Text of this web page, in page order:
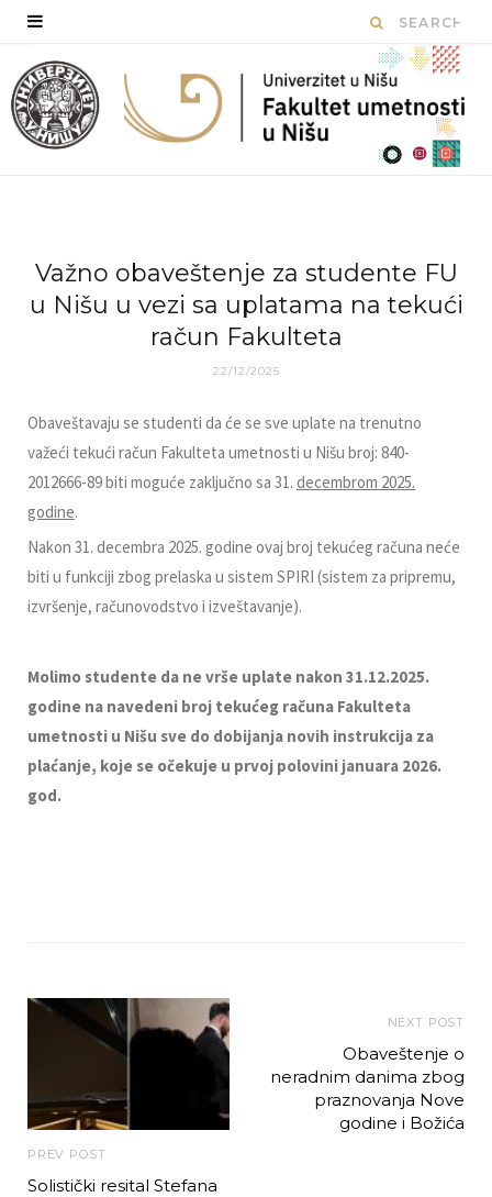
Važno obaveštenje za studente FU
u Nišu u vezi sa uplatama na tekući
račun Fakulteta
22/12/2025
Obaveštavaju se studenti da će se sve uplate na trenutno
važeći tekući račun Fakulteta umetnosti u Nišu broj: 840-
2012666-89 biti moguće zaključno sa 31. decembrom 2025.
godine.
Nakon 31. decembra 2025. godine ovaj broj tekućeg računa neće
biti u funkciji zbog prelaska u sistem SPIRI (sistem za pripremu,
izvršenje, računovodstvo i izveštavanje).
Molimo studente da ne vrše uplate nakon 31.12.2025.
godine na navedeni broj tekućeg računa Fakulteta
umetnosti u Nišu sve do dobijanja novih instrukcija za
plaćanje, koje se očekuje u prvoj polovini januara 2026.
god.
PREV POST
Solistički resital Stefana
NEXT POST
Obaveštenje o
neradnim danima zbog
praznovanja Nove
godine i Božića